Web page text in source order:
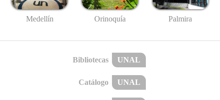
Medellín Orinoquía Palmira
Bibliotecas UNAL
Catálogo UNAL